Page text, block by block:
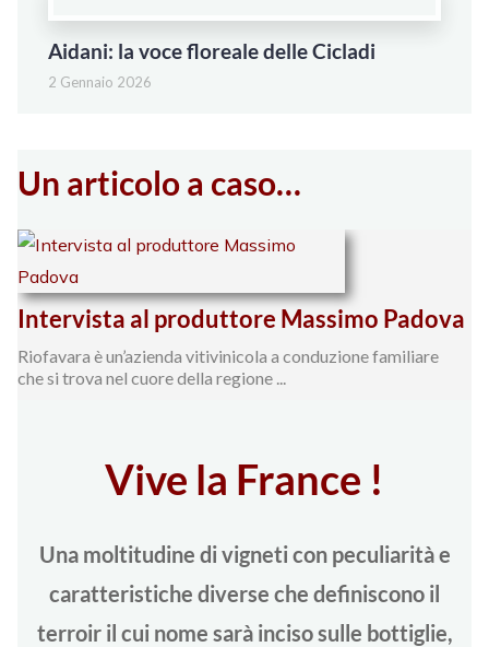
Aidani: la voce floreale delle Cicladi
2 Gennaio 2026
Un articolo a caso…
Intervista al produttore Massimo Padova
Riofavara è un’azienda vitivinicola a conduzione familiare
che si trova nel cuore della regione ...
Vive la France !
Una moltitudine di vigneti con peculiarità e
caratteristiche diverse che definiscono il
terroir il cui nome sarà inciso sulle bottiglie,